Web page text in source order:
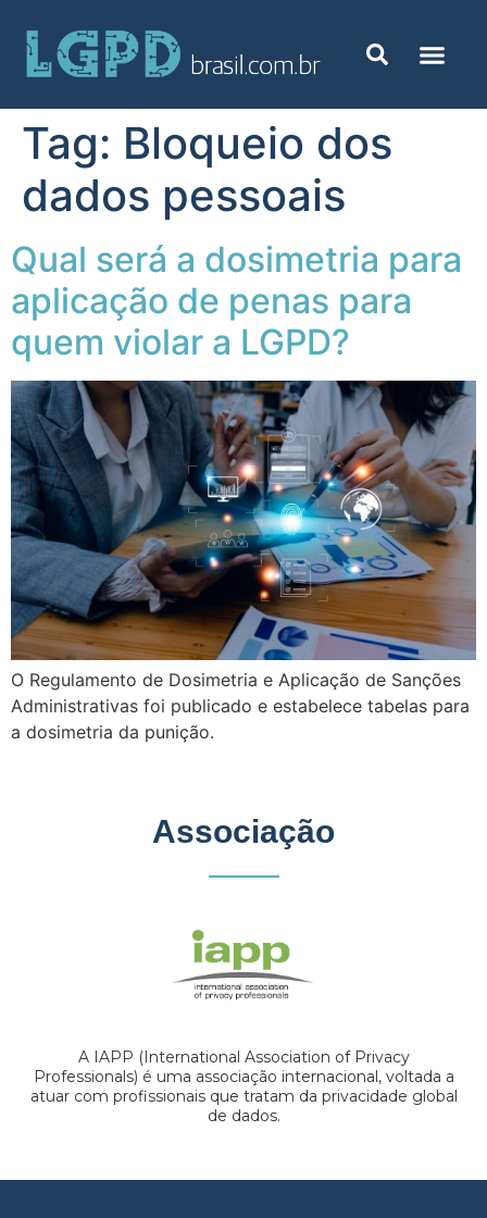
Tag: Bloqueio dos
dados pessoais
Qual será a dosimetria para
aplicação de penas para
quem violar a LGPD?
O Regulamento de Dosimetria e Aplicação de Sanções
Administrativas foi publicado e estabelece tabelas para
a dosimetria da punição.
Associação
A IAPP (International Association of Privacy
Professionals) é uma associação internacional, voltada a
atuar com profissionais que tratam da privacidade global
de dados.